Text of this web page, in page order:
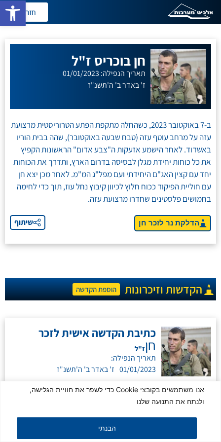
פתח
אנו משתמשים בקובצי Cookie כדי לשפר את חוויית הגלישה,
ולנתח את התנועה שלנו
הבנתי
חזרה
חן בוכריס ז"ל
תאריך הנפילה: 01/01/2023
ז' באדר ב' ה'תשנ"ז
ב-7 באוקטובר 2023, כשהחלה מתקפת הפתע הטרוריסטית מרצועת
עזה על מרחב עוטף עזה (טבח שבעה באוקטובר), שהה בבית הוריו
באשדוד. לאחר הישמע אזעקות ה"צבע אדום" הראשונות הקפיץ
את כל כוחות יחידת מגלן לבסיסה בדרום הארץ, ותדרך את הכוחות
יחד עם קצין האג"ם היחידתי ועם מפל"ג המ"מ. לאחר מכן יצא חן
עם חוליית הפיקוד ככוח חלוץ לכיוון קיבוץ נחל עוז, תוך כדי לחימה
בחמושים פלסטינים שחדרו מרצועת עזה.
הדלקת נר לזכר חן שיתוף
הקדשות וזיכרונות הוספת הקדשה
כתיבת הקדשה אישית לזכר
חןז"ל
תאריך הנפילה:
01/01/2023 ז' באדר ב' ה'תשנ"ז